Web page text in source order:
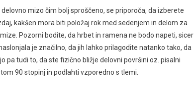
mizo čim bolj sproščeno, se priporoča, da izberete
kakšen mora biti položaj rok med sedenjem in delom za
Pozorni bodite, da hrbet in ramena ne bodo napeti, sicer
je značilno, da jih lahko prilagodite natanko tako, da
pa tudi to, da ste fizično bližje delovni površini oz. pisalni
90 stopinj in podlahti vzporedno s tlemi.